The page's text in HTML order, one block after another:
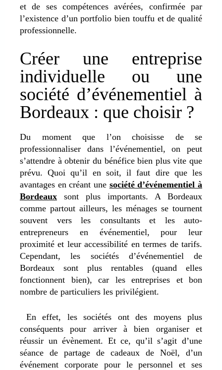
et de ses compétences avérées, confirmée par
l’existence d’un portfolio bien touffu et de qualité
professionnelle.
Créer une entreprise
individuelle ou une
société d’événementiel à
Bordeaux : que choisir ?
Du moment que l’on choisisse de se
professionnaliser dans l’événementiel, on peut
s’attendre à obtenir du bénéfice bien plus vite que
prévu. Quoi qu’il en soit, il faut dire que les
avantages en créant une société d’événementiel à
Bordeaux sont plus importants. A Bordeaux
comme partout ailleurs, les ménages se tournent
souvent vers les consultants et les auto-
entrepreneurs en événementiel, pour leur
proximité et leur accessibilité en termes de tarifs.
Cependant, les sociétés d’événementiel de
Bordeaux sont plus rentables (quand elles
fonctionnent bien), car les entreprises et bon
nombre de particuliers les privilégient.
En effet, les sociétés ont des moyens plus
conséquents pour arriver à bien organiser et
réussir un évènement. Et ce, qu’il s’agit d’une
séance de partage de cadeaux de Noël, d’un
événement corporate pour le personnel et ses